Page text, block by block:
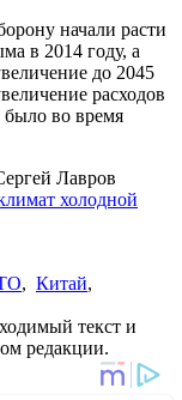
начали расти
в 2014 году, а
до 2045
расходов
было во время
Лавров
холодной
, Китай,
текст и
редакции.